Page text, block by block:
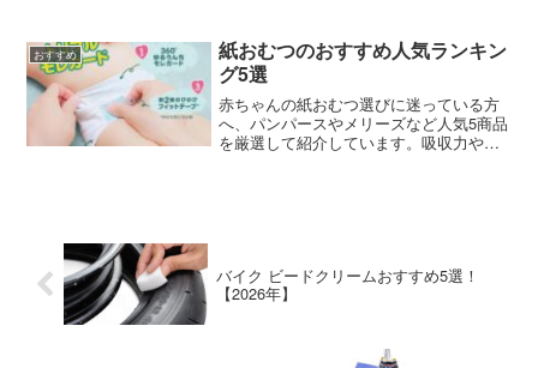
おすすめ
紙おむつのおすすめ人気ランキン
グ5選
赤ちゃんの紙おむつ選びに迷っている方
へ、パンパースやメリーズなど人気5商品
を厳選して紹介しています。吸収力や肌
バイク ビードクリームおすすめ5選！
【2026年】